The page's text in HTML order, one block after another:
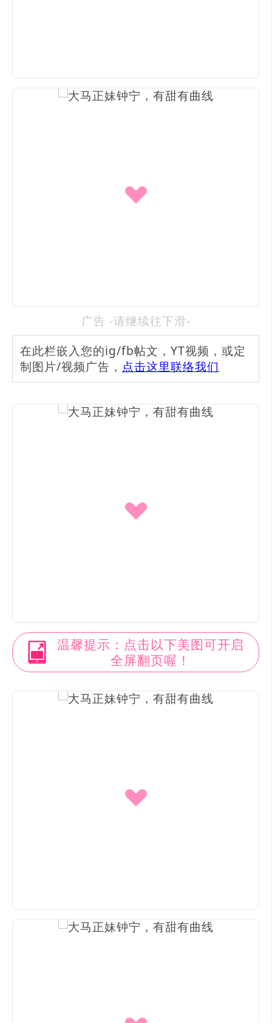
广告 -请继续往下滑-
在此栏嵌入您的ig/fb帖文，YT视频，或定
制图片/视频广告， 点击这里联络我们
温馨提示：点击以下美图可开启
全屏翻页喔！